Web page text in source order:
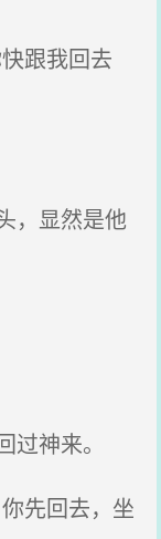
跟我回去
，显然是他
神来。
先回去，坐